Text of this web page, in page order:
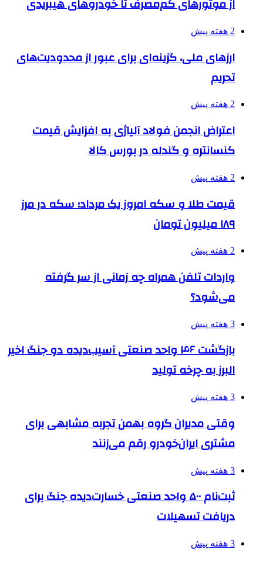
از موتورهای کم‌مصرف تا خودروهای هیبریدی
2 هفته پیش
ارزهای ملی، گزینه‌ای برای عبور از محدودیت‌های
تحریم
2 هفته پیش
اعتراض انجمن فولاد آلیاژی به افزایش قیمت
کنسانتره و گندله در بورس کالا
2 هفته پیش
قیمت طلا و سکه امروز یک مرداد؛ سکه در مرز
۱۸۹ میلیون تومان
2 هفته پیش
واردات تلفن همراه چه زمانی از سر گرفته
می‌شود؟
3 هفته پیش
بازگشت ۴۶ واحد صنعتی آسیب‌دیده دو جنگ اخیر
البرز به چرخه تولید
3 هفته پیش
وقتی مدیران گروه بهمن تجربه مشابهی برای
مشتری ایران‌خودرو رقم می‌زنند
3 هفته پیش
ثبت‌نام ۵۰۰ واحد صنعتی خسارت‌دیده جنگ برای
دریافت تسهیلات
3 هفته پیش